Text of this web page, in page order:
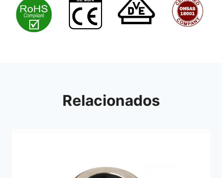
Relacionados